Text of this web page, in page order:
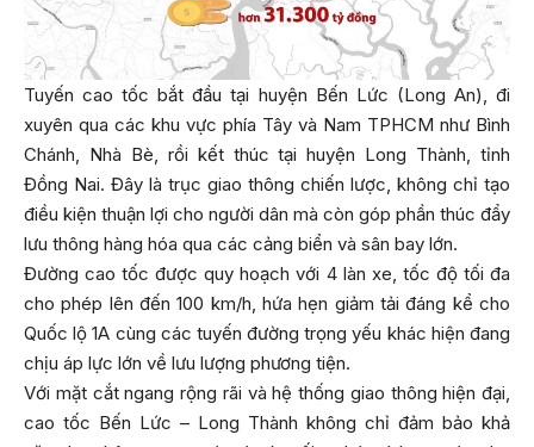
Tuyến cao tốc bắt đầu tại huyện Bến Lức (Long An), đi
xuyên qua các khu vực phía Tây và Nam TPHCM như Bình
Chánh, Nhà Bè, rồi kết thúc tại huyện Long Thành, tỉnh
Đồng Nai. Đây là trục giao thông chiến lược, không chỉ tạo
điều kiện thuận lợi cho người dân mà còn góp phần thúc đẩy
lưu thông hàng hóa qua các cảng biển và sân bay lớn.
Đường cao tốc được quy hoạch với 4 làn xe, tốc độ tối đa
cho phép lên đến 100 km/h, hứa hẹn giảm tải đáng kể cho
Quốc lộ 1A cùng các tuyến đường trọng yếu khác hiện đang
chịu áp lực lớn về lưu lượng phương tiện.
Với mặt cắt ngang rộng rãi và hệ thống giao thông hiện đại,
cao tốc Bến Lức – Long Thành không chỉ đảm bảo khả